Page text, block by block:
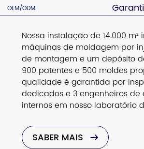
OEM/ODM
Nossa instalação de 14.000 m²
máquinas de moldagem por
de montagem e um depósito
900 patentes e 500 moldes
qualidade é garantida por
dedicados e 3 engenheiros
internos em nosso laboratório
SABER MAIS